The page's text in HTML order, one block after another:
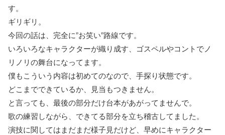
す。
ギリギリ。
今回の話は、完全に”お笑い”路線です。
いろいろなキャラクターが織り成す、ゴスペルやコントでノ
リノリの舞台になってます。
僕もこういう内容は初めてのなので、手探り状態です。
どこまでできているか、見当もつきません。
と言っても、最後の部分だけ台本があがってませんで。
歌の練習しながら、できてる部分を立ち稽古してました。
演技に関してはまだまだ様子見だけど、早めにキャラクター